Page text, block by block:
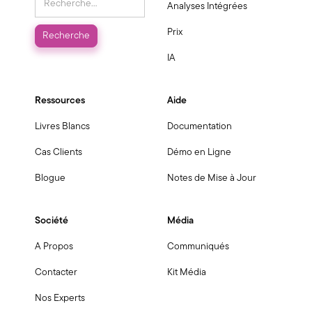
Analyses Intégrées
Prix
IA
Ressources
Livres Blancs
Cas Clients
Blogue
Aide
Documentation
Démo en Ligne
Notes de Mise à Jour
Société
A Propos
Contacter
Nos Experts
Média
Communiqués
Kit Média